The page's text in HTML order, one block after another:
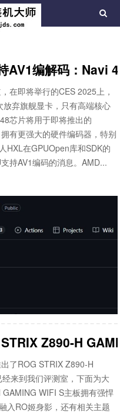
AV1编解码：Navi
在即将举行的CES 2025上，
弃旗舰显卡，只有高端核心
芯片将用于即将推出的
有更强大的硬件编码器，特别
HXL在GPUOpen库和SDK的
持AV1编码的消息。AMD...
Z890-H
了ROG STRIX Z890-H
来到我们评测室，下面为大
WIFI S主板拥有强悍
入RO姬身影，还有相关主题